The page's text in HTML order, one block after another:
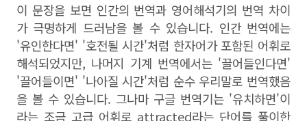
이 문장을 보면 인간의 번역과 영어해석기의 번역 차이
가 극명하게 드러남을 볼 수 있습니다. 인간 번역에는
'유인한다면' '호전될 시간'처럼 한자어가 포함된 어휘로
해석되었지만, 나머지 기계 번역에서는 '끌어들인다면'
'끌어들이면' '나아질 시간'처럼 순수 우리말로 번역했음
을 볼 수 있습니다. 그나마 구글 번역기는 '유치하면'이
라는 조금 고급 어휘로 attracted라는 단어를 풀이한